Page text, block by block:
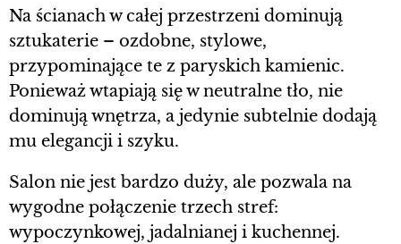
Na ścianach w całej przestrzeni dominują
sztukaterie – ozdobne, stylowe,
przypominające te z paryskich kamienic.
Ponieważ wtapiają się w neutralne tło, nie
dominują wnętrza, a jedynie subtelnie dodają
mu elegancji i szyku.
Salon nie jest bardzo duży, ale pozwala na
wygodne połączenie trzech stref:
wypoczynkowej, jadalnianej i kuchennej.